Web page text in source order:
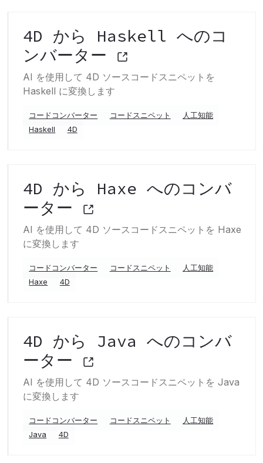
4D から Haskell へのコ
ンバーター
AI を使用して 4D ソースコードスニペットを
Haskell に変換します
コードコンバーター コードスニペット
人工知能
Haskell
4D
4D から Haxe へのコンバ
ーター
AI を使用して 4D ソースコードスニペットを Haxe
に変換します
コードコンバーター コードスニペット
人工知能
Haxe
4D
4D から Java へのコンバ
ーター
AI を使用して 4D ソースコードスニペットを Java
に変換します
コードコンバーター コードスニペット
人工知能
Java
4D